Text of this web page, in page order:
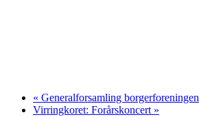
« Generalforsamling borgerforeningen
Virringkoret: Forårskoncert »